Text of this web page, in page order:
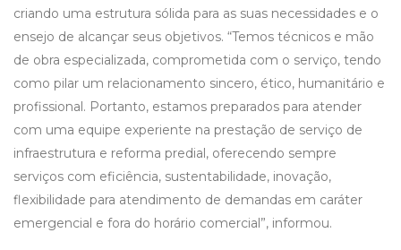
criando uma estrutura sólida para as suas necessidades e o
ensejo de alcançar seus objetivos. “Temos técnicos e mão
de obra especializada, comprometida com o serviço, tendo
como pilar um relacionamento sincero, ético, humanitário e
profissional. Portanto, estamos preparados para atender
com uma equipe experiente na prestação de serviço de
infraestrutura e reforma predial, oferecendo sempre
serviços com eficiência, sustentabilidade, inovação,
flexibilidade para atendimento de demandas em caráter
emergencial e fora do horário comercial”, informou.